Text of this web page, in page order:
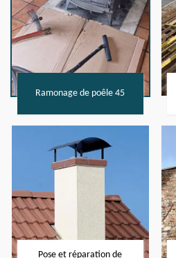
Ramonage de poêle 45
Pose et réparation de